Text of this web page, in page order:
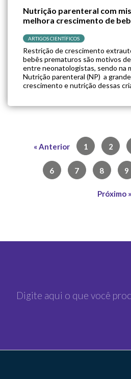
Nutrição parenteral com
melhora crescimento de
ARTIGOS CIENTÍFICOS
Restrição de crescimento
bebês prematuros são motivos
entre neonatologistas, sendo na
Nutrição parenteral (NP) a
crescimento e nutrição dessas
crianças, sendo usado […]
« Anterior 1 2
6 7 8 9
Próximo »